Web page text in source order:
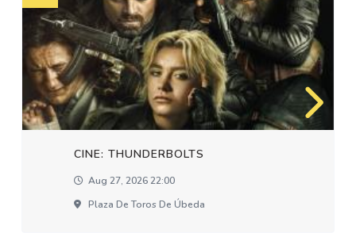
CINE: THUNDERBOLTS
Aug 27, 2026 22:00
Plaza De Toros De Úbeda